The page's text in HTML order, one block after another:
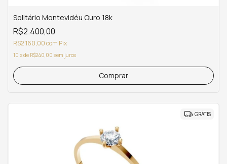
Solitário Montevidéu Ouro 18k
R$2.400,00
R$2.160,00com Pix
10 xde R$240,00 sem juros
Comprar
GRÁTIS